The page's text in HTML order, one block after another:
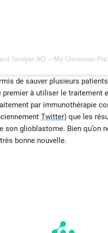
de sauver plusieurs
à utiliser le traitement
par immunothérapie
Twitter) que les
son glioblastome. Bien qu’on
bonne nouvelle.